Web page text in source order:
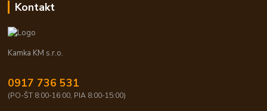
Kontakt
Kamka KM s.r.o.
0917 736 531
(PO-ŠT 8:00-16:00, PIA 8:00-15:00)